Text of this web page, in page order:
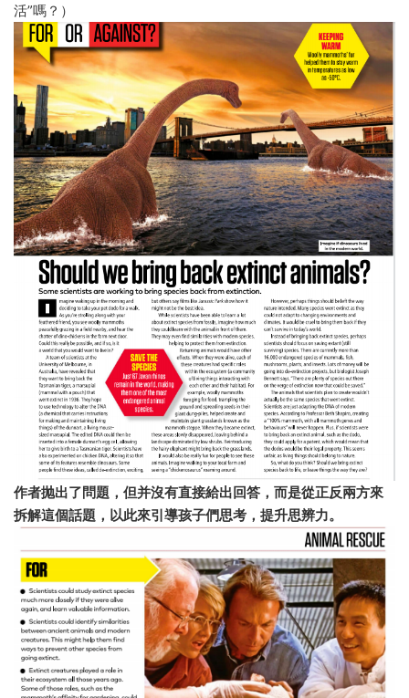
活”嗎？）
作者抛出了問題，但并沒有直接給出回答，而是從正反兩方來
拆解這個話題，以此來引導孩子們思考，提升思辨力。